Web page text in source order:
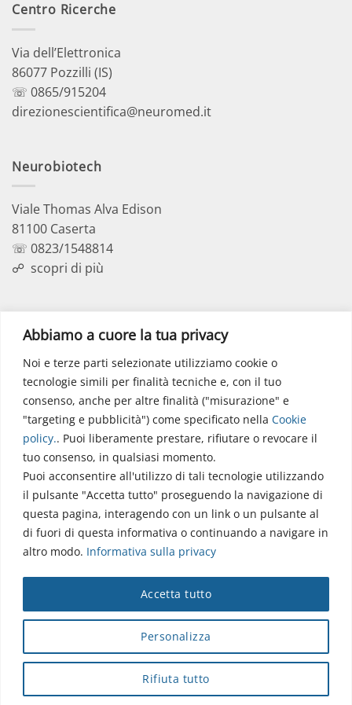
Abbiamo a cuore la tua privacy
Noi e terze parti selezionate utilizziamo cookie o
tecnologie simili per finalità tecniche e, con il tuo
consenso, anche per altre finalità ("misurazione" e
"targeting e pubblicità") come specificato nella Cookie
policy.. Puoi liberamente prestare, rifiutare o revocare il
tuo consenso, in qualsiasi momento.
Puoi acconsentire all'utilizzo di tali tecnologie utilizzando
il pulsante "Accetta tutto" proseguendo la navigazione di
questa pagina, interagendo con un link o un pulsante al
di fuori di questa informativa o continuando a navigare in
altro modo. Informativa sulla privacy
Personalizza
Rifiuta tutto
Accetta tutto
Centro Ricerche
Via dell’Elettronica
86077 Pozzilli (IS)
☏ 0865/915204
direzionescientifica@neuromed.it
Neurobiotech
Viale Thomas Alva Edison
81100 Caserta
☏ 0823/1548814
☍ scopri di più
Via dell’Elettronica
86077 Pozzilli (IS)
☏ 0865/915407
segreteriapolodidattico@neuromed.it
Copyright © 2026 Istituto Neurologico Mediterraneo
Neuromed S.p.A.
Webmail |Privacy Policy|Privacy|Disclaimer|Accessibilità
Contatti|Credits
Cap. Soc. € 4.040.000 i.v. - Numero REA IS - 18112 - P.IVA/Cod.
Fiscale 00068310945 - neuromed@pec.it